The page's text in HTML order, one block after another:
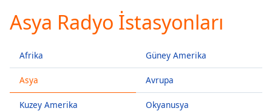
loading.
Play
Skip
Backward
Skip
Forward
Asya Radyo İstasyonları
Afrika
Asya
Kuzey Amerika
Güney Amerika
Avrupa
Okyanusya